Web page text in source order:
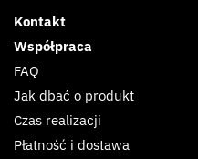
Kontakt
Współpraca
FAQ
Jak dbać o produkt
Czas realizacji
Płatność i dostawa